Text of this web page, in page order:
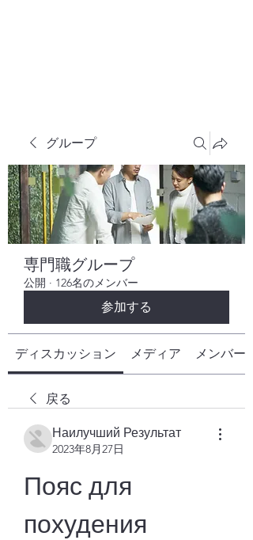
グループ
専門職グループ
公開 · 126名のメンバー
参加する
ディスカッション メディア メンバー
戻る
Наилучший Результат
2023年8月27日
Пояс для
похудения